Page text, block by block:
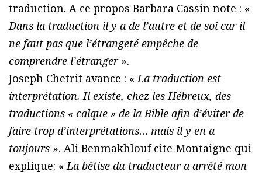
traduction. A ce propos Barbara Cassin note : «
Dans la traduction il y a de l’autre et de soi car il
ne faut pas que l’étrangeté empêche de
comprendre l’étranger».
Joseph Chetrit avance : «La traduction est
interprétation. Il existe, chez les Hébreux, des
traductions « calque » de la Bible afin d’éviter de
faire trop d’interprétations… mais il y en a
toujours ». Ali Benmakhlouf cite Montaigne qui
explique: «La bêtise du traducteur a arrêté mon